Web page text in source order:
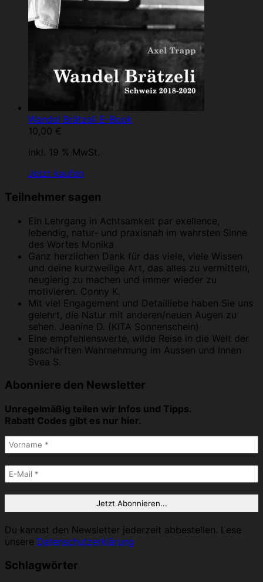
Wandel Brätzeli E-Book
10,00 €
inkl. 19 % MwSt.
Jetzt kaufen
Teilnehmer sagen
Ein Lehrgang in Achtsamkeit par exellence,
lebendig, natur- und praxisnah im wahrsten Sinne
des Wortes Monika
Ganz herzlichen Dank für das viele, viele Wissen
und deine kurzweilige Art, das alles zu vermitteln,
neugierig zu machen und immer wieder zu
motivieren. Conny K.
Mit viel Engagement und Detailliebe haben Sie uns
gelehrt, die Natur mit anderen/neuen Augen zu
sehen. Jeanine D. (KITA Sonnenschein)
Eine empfehlenswerte, wilde Reise in die Welt der
geschärften Wahrnehmung im Aussen und Innen
Svea S.
Abonniere den Newsletter
Unregelmäßig teilen wir Infos und Tipps.
Rabatt Codes gibt es nur hier.
Du kannst den Newsletter jederzeit abbestellen. Lese
unsere Datenschutzerklärung
Schlagwörter